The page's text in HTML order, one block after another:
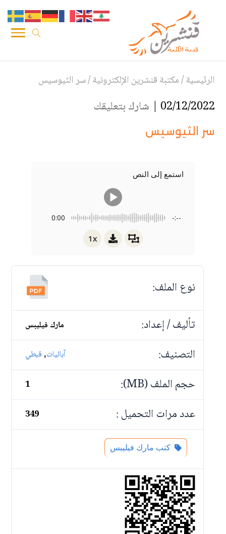
الرئيسية/مكتبة قنشرين الإلكترونية/سر الثيوسيس
02/12/2022 | شارك بتعليقك
سر الثيوسيس
استمع إلى النص
0:00 -:--
1x
نوع الملف:
تأليف / إعداد:
مارك فيليبس
التصنيف: آبائيات,قبطي
حجم الملف (MB): 1
عدد مرات التحميل : 349
كتب مارك فيليبس